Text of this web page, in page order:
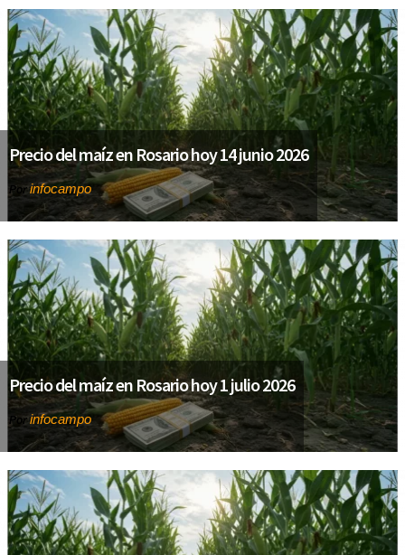
Precio del maíz en Rosario hoy 14 junio 2026
Porinfocampo
Precio del maíz en Rosario hoy 1 julio 2026
Porinfocampo